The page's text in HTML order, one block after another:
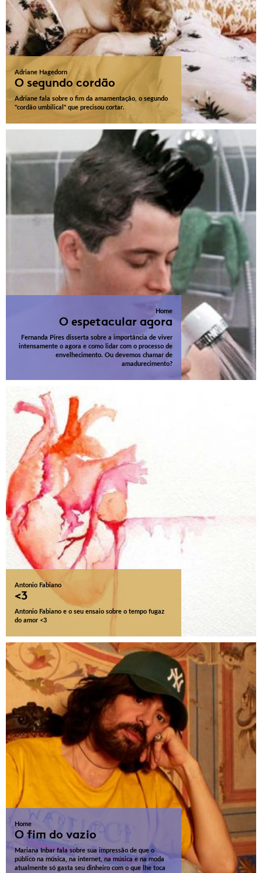
Adriane Hagedorn
O segundo cordão
Adriane fala sobre o fim da amamentação, o segundo
"cordão umbilical" que precisou cortar.
Home
O espetacular agora
Fernanda Pires disserta sobre a importância de viver
intensamente o agora e como lidar com o processo de
envelhecimento. Ou devemos chamar de
amadurecimento?
Antonio Fabiano
<3
Antonio Fabiano e o seu ensaio sobre o tempo fugaz
do amor <3
Home
O fim do vazio
Mariana Inbar fala sobre sua impressão de que o
público na música, na internet, na música e na moda
atualmente só gasta seu dinheiro com o que lhe toca